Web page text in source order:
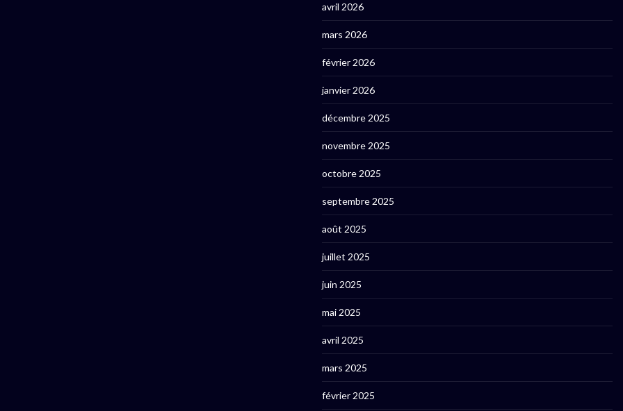
avril 2026
mars 2026
février 2026
janvier 2026
décembre 2025
novembre 2025
octobre 2025
septembre 2025
août 2025
juillet 2025
juin 2025
mai 2025
avril 2025
mars 2025
février 2025